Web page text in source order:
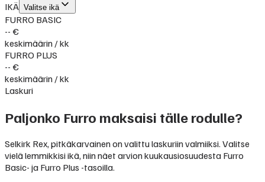
IKÄ Valitse ikä
FURRO BASIC
-- €
keskimäärin / kk
FURRO PLUS
-- €
keskimäärin / kk
Laskuri
Paljonko Furro maksaisi tälle rodulle?
Selkirk Rex, pitkäkarvainen on valittu laskuriin valmiiksi. Valitse
vielä lemmikkisi ikä, niin näet arvion kuukausiosuudesta Furro
Basic- ja Furro Plus -tasoilla.